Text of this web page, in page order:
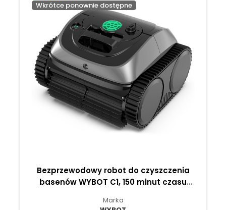
Wkrótce ponownie dostępne
Bezprzewodowy robot do czyszczenia
basenów WYBOT C1, 150 minut czasu
Szaro-zielony
Marka